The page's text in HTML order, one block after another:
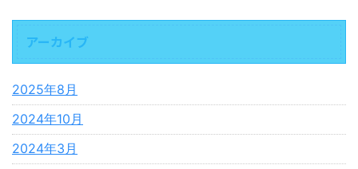
アーカイブ
2025年8月
2024年10月
2024年3月